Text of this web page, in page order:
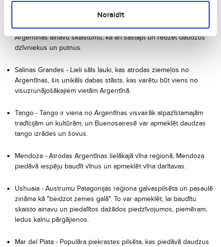
Noraidīt
Patagonijas nacionālais parks - Valsts ziemeļu daļā atrodas šis
nacionālais parks, kas piedāvā iespēju baudīt un apbrīnot
Argentīnas ainavu skaistumu, kā arī sastapt un redzēt daudzus
dzīvniekus un putnus.
Salinas Grandes - Lieli sāls lauki, kas atrodas ziemeļos no
Argentīnas, šis unikāls dabas stāsts, kas varētu būt viens no
visuzrunājošākajiem vietām Argentīnā.
Tango - Tango ir viena no Argentīnas visvairāk atpazīstamajām
tradīcijām un kultūrām, un Buenosairesē var apmeklēt daudzas
tango izrādes un šovus.
Mendoza - Atrodas Argentīnas lielākajā vīna reģionā, Mendoza
piedāvā iespēju baudīt vīnus un apmeklēt vīna darītavas.
Ushuaia - Austrumu Patagonijas reģiona galvaspilsēta un pasaulē
zināma kā "beidzot zemes galā". To var apmeklēt, lai baudītu
skaisto ainavu un piedalītos dažādos piedzīvojumos, piemēram,
ledus kalnu pārgājienos.
Mar del Plata - Populāra piekrastes pilsēta, kas piedāvā daudzus